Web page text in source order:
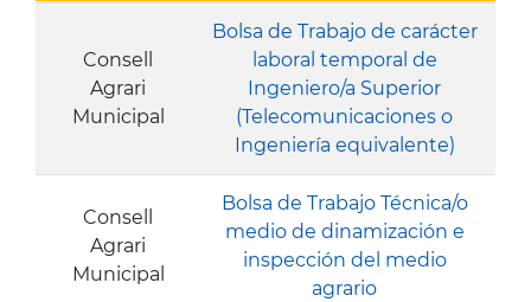
Consell
Agrari
Municipal
Bolsa de Trabajo de carácter
laboral temporal de
Ingeniero/a Superior
(Telecomunicaciones o
Ingeniería equivalente)
Consell
Agrari
Municipal
Bolsa de Trabajo Técnica/o
medio de dinamización e
inspección del medio
agrario